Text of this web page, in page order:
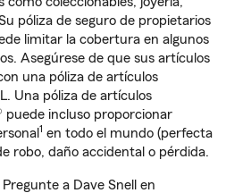
póliza de seguro de propietarios
limitar la cobertura en algunos
Asegúrese de que sus artículos
una póliza de artículos
Una póliza de artículos
puede incluso proporcionar
1 en todo el mundo (perfecta
robo, daño accidental o pérdida.
a Dave Snell en